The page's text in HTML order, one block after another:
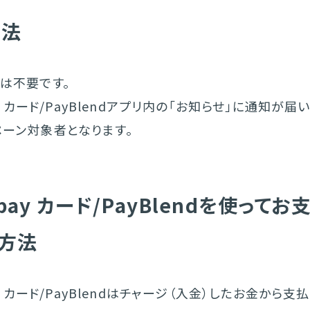
不要です。
ード/PayBlendアプリ内の「お知らせ」に通知が届
ン対象者となります。
カード/PayBlendを使ってお
法
ード/PayBlendはチャージ（入金）したお金から支